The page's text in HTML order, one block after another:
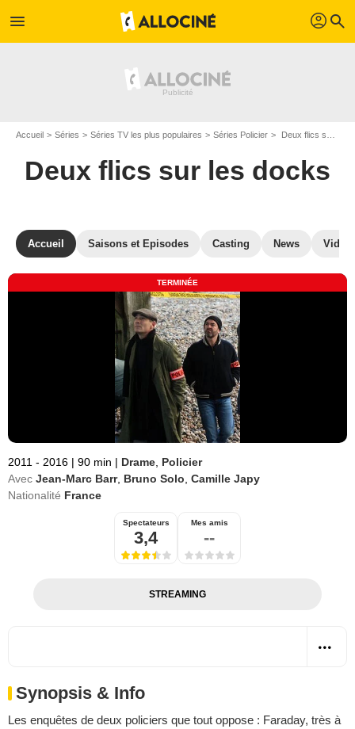
menu profil search
Accueil Séries Séries TV les plus populaires Séries Policier Deux flics sur les docks
Deux flics sur les docks
Accueil Saisons et Episodes Casting News
TERMINÉE
2011 - 2016 | 90 min | Drame Policier
Avec Jean-Marc Barr, Bruno Solo Camille Japy
Nationalité France
Spectateurs
3,4
Mes amis
--
STREAMING
Synopsis & Info
Les enquêtes de deux policiers que tout oppose : Faraday, très à